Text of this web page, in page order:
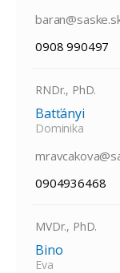
0908 990497
RNDr., PhD.
Batťányi
Dominika
0904936468
MVDr., PhD.
Bino
Eva